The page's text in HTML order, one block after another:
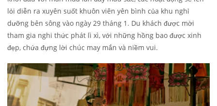
lỏi diễn ra xuyên suốt khuôn viên yên bình của khu nghỉ
dưỡng bên sông vào ngày 29 tháng 1. Du khách được mời
tham gia nghi thức phát lì xì, với những hồng bao được xinh
đẹp, chứa đựng lời chúc may mắn và niềm vui.